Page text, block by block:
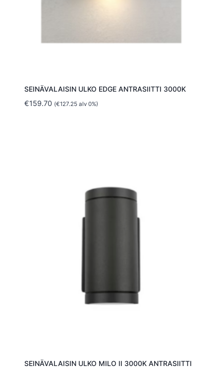
SEINÄVALAISIN ULKO EDGE ANTRASIITTI 3000K
€159.70 (€127.25alv 0%)
SEINÄVALAISIN ULKO MILO II 3000K ANTRASIITTI